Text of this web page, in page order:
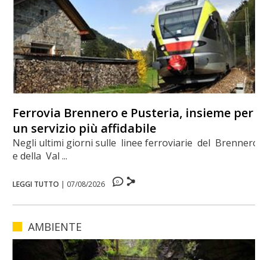
Ferrovia Brennero e Pusteria, insieme per
un servizio più affidabile
Negli ultimi giorni sulle linee ferroviarie del Brennero
e della Val ...
LEGGI TUTTO | 07/08/2026 0
AMBIENTE